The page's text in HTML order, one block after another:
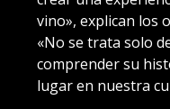
vino», explican los
«No se trata solo
comprender su
lugar en nuestra